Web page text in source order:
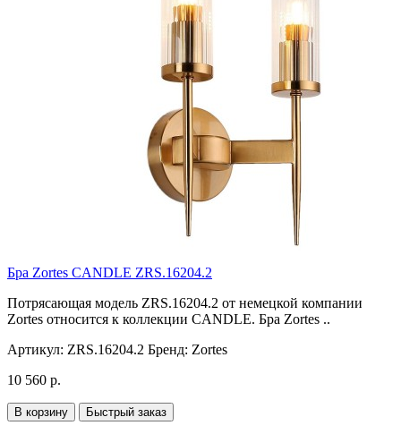
Бра Zortes CANDLE ZRS.16204.2
Потрясающая модель ZRS.16204.2 от немецкой компании
Zortes относится к коллекции CANDLE. Бра Zortes ..
Артикул: ZRS.16204.2 Бренд: Zortes
10 560 р.
В корзину Быстрый заказ